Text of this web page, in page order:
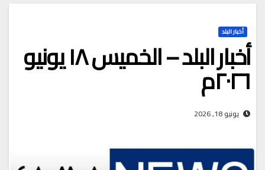
أخبار البلد
أخبار البلد – الخميس ١٨ يونيو
٢٠٢٦م
يونيو 18, 2026